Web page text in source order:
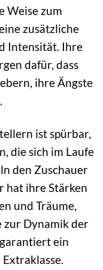
Weise zum
zusätzliche
Intensität. Ihre
dafür, dass
ihre Ängste
ist spürbar,
die sich im Laufe
den Zuschauer
hat ihre Stärken
und Träume,
zur Dynamik der
ein